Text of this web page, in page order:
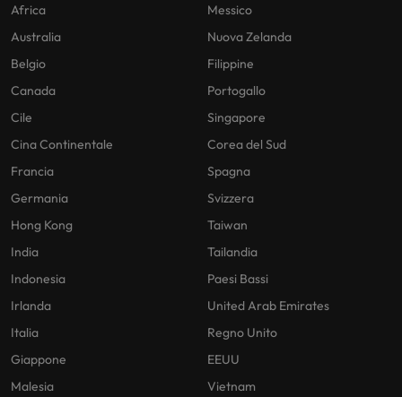
Africa
Australia
Belgio
Canada
Cile
Cina Continentale
Francia
Germania
Hong Kong
India
Indonesia
Irlanda
Italia
Giappone
Malesia
Messico
Nuova Zelanda
Filippine
Portogallo
Singapore
Corea del Sud
Spagna
Svizzera
Taiwan
Tailandia
Paesi Bassi
United Arab Emirates
Regno Unito
EEUU
Vietnam